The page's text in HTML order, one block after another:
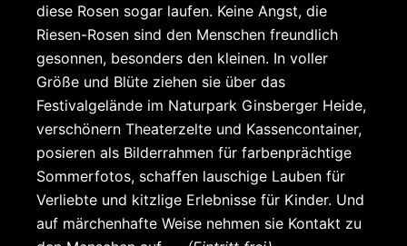
diese Rosen sogar laufen. Keine Angst, die
Riesen-Rosen sind den Menschen freundlich
gesonnen, besonders den kleinen. In voller
Größe und Blüte ziehen sie über das
Festivalgelände im Naturpark Ginsberger Heide,
verschönern Theaterzelte und Kassencontainer,
posieren als Bilderrahmen für farbenprächtige
Sommerfotos, schaffen lauschige Lauben für
Verliebte und kitzlige Erlebnisse für Kinder. Und
auf märchenhafte Weise nehmen sie Kontakt zu